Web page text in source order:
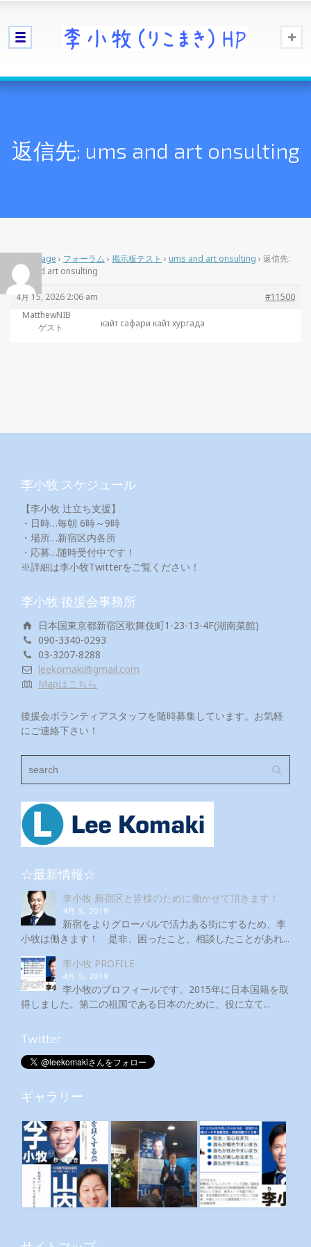
返信先: ums and art onsulting
Home Page › フォーラム › 掲示板テスト › ums and art onsulting › 返信先:
ums and art onsulting
4月 15, 2026 2:06 am
#11500
MatthewNIB
ゲスト
кайт сафари кайт хургада
李小牧 スケジュール
【李小牧 辻立ち支援】
・日時…毎朝 6時～9時
・場所…新宿区内各所
・応募…随時受付中です！
※詳細は李小牧Twitterをご覧ください！
李小牧 後援会事務所
日本国東京都新宿区歌舞伎町1-23-13-4F(湖南菜館)
090-3340-0293
03-3207-8288
leekomaki@gmail.com
Mapはこちら
後援会ボランティアスタッフを随時募集しています。お気軽
にご連絡下さい！
☆最新情報☆
李小牧 新宿区と皆様のために働かせて頂きます！
4月 5, 2019
新宿をよりグローバルで活力ある街にするため、李
小牧は働きます！ 是非、困ったこと、相談したことがあれ...
李小牧 PROFILE
4月 5, 2019
李小牧のプロフィールです。2015年に日本国籍を取
得しました。第二の祖国である日本のために、役に立て...
Twitter
ギャラリー